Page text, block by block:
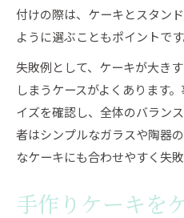
付けの際は、ケーキとスタン
ように選ぶこともポイントです
失敗例として、ケーキが大き
しまうケースがよくあります
イズを確認し、全体のバラン
者はシンプルなガラスや陶器
なケーキにも合わせやすく失敗
手作りケーキを